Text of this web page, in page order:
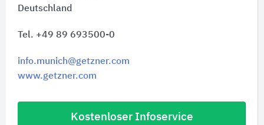
Deutschland
Tel. +49 89 693500-0
info.munich@getzner.com
www.getzner.com
Kostenloser Infoservice